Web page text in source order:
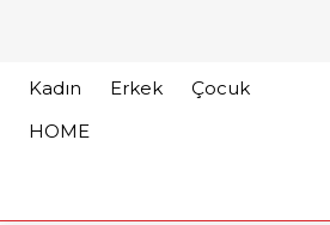
Kadın Erkek
Çocuk
HOME